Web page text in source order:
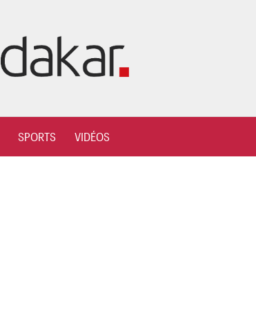
SPORTS VIDÉOS